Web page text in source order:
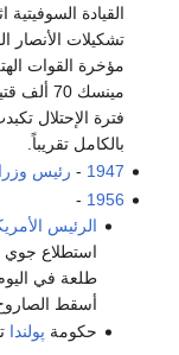
القيادة
مؤخرة القوات
فترة الإحتلال
بالكامل تقريباً.
1947
- رئيس
1956
-
الرئيس
استطلاع جوي
طلعة في
أسقط
حكومة پولندا